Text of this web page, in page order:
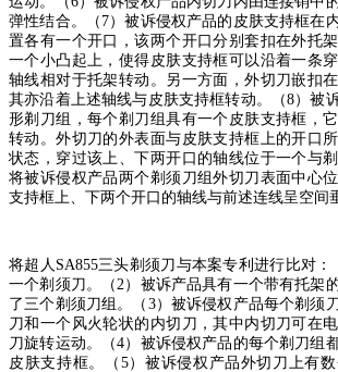
弹性结合。（ 7）被诉侵权产品的皮肤支持框在
置各有一个开口，该两个开口分别套扣在外托
一个小凸起上，使得皮肤支持框可以沿着一条
轴线相对于托架转动。另一方面，外切刀嵌扣
其亦沿着上述轴线与皮肤支持框转动。（8）被
形剃刀组，每个剃刀组具有一个皮肤支持框，
转动。外切刀的外表面与皮肤支持框上的开口
状态，穿过该上、下两开口的轴线位于一个与
将被诉侵权产品两个剃须刀组外切刀表面中心
支持框上、下两个开口的轴线与前述连线呈空间
将超人 SA855三头剃须刀与本案专利进行比对：
一个剃须刀。（ 2 ）被诉产品具有一个带有托架
了三个剃须刀组。（ 3）被诉侵权产品每个剃须
刀和一个风火轮状的内切刀，其中内切刀可在
刀旋转运动。（4）被诉侵权产品的每个剃刀组
皮肤支持框。（ 5）被诉侵权产品外切刀上有